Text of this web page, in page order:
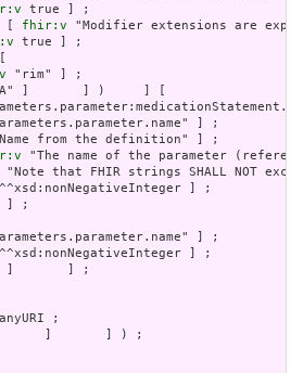
[ fhir:v
true ] ;
]       ] ;